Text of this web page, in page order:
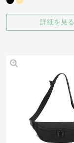
詳細を見る